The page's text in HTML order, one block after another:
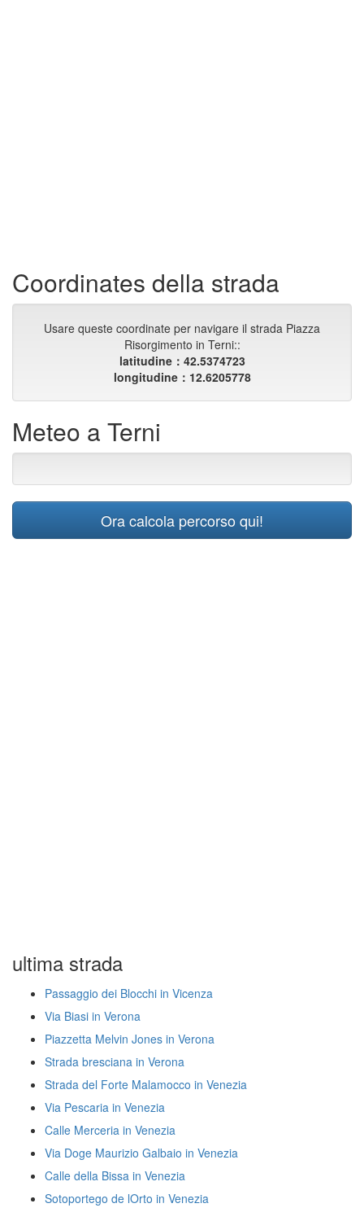
Coordinates della strada
Usare queste coordinate per navigare il strada Piazza
Risorgimento in Terni::
latitudine：42.5374723
longitudine：12.6205778
Meteo a Terni
Ora calcola percorso qui!
ultima strada
Passaggio dei Blocchi in Vicenza
Via Biasi in Verona
Piazzetta Melvin Jones in Verona
Strada bresciana in Verona
Strada del Forte Malamocco in Venezia
Via Pescaria in Venezia
Calle Merceria in Venezia
Via Doge Maurizio Galbaio in Venezia
Calle della Bissa in Venezia
Sotoportego de lOrto in Venezia